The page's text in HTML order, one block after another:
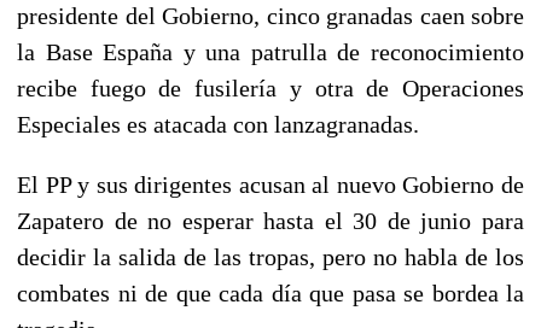
presidente del Gobierno, cinco granadas caen sobre
la Base España y una patrulla de reconocimiento
recibe fuego de fusilería y otra de Operaciones
Especiales es atacada con lanzagranadas.
El PP y sus dirigentes acusan al nuevo Gobierno de
Zapatero de no esperar hasta el 30 de junio para
decidir la salida de las tropas, pero no habla de los
combates ni de que cada día que pasa se bordea la